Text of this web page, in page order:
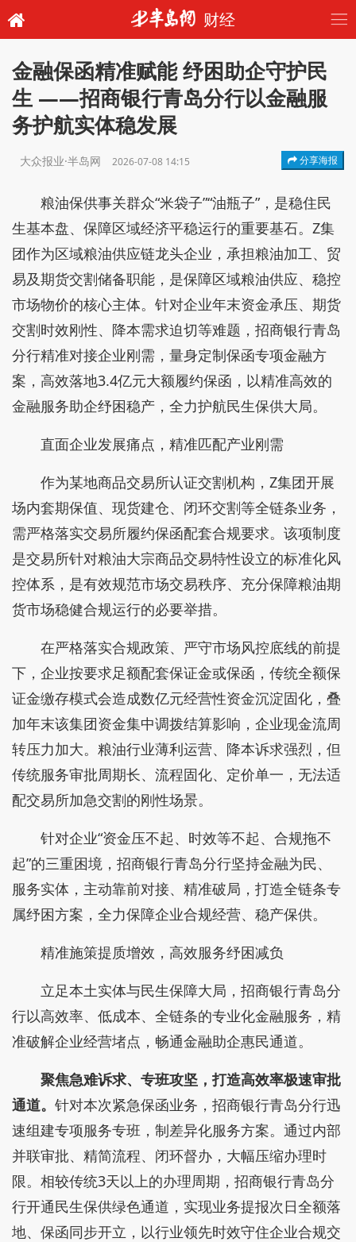
财经
金融保函精准赋能 纾困助企守护民
生 ——招商银行青岛分行以金融服
务护航实体稳发展
大众报业·半岛网 2026-07-08 14:15 分享海报
粮油保供事关群众“米袋子”“油瓶子”，是稳住民
生基本盘、保障区域经济平稳运行的重要基石。Z集
团作为区域粮油供应链龙头企业，承担粮油加工、贸
易及期货交割储备职能，是保障区域粮油供应、稳控
市场物价的核心主体。针对企业年末资金承压、期货
交割时效刚性、降本需求迫切等难题，招商银行青岛
分行精准对接企业刚需，量身定制保函专项金融方
案，高效落地3.4亿元大额履约保函，以精准高效的
金融服务助企纾困稳产，全力护航民生保供大局。
直面企业发展痛点，精准匹配产业刚需
作为某地商品交易所认证交割机构，Z集团开展
场内套期保值、现货建仓、闭环交割等全链条业务，
需严格落实交易所履约保函配套合规要求。该项制度
是交易所针对粮油大宗商品交易特性设立的标准化风
控体系，是有效规范市场交易秩序、充分保障粮油期
货市场稳健合规运行的必要举措。
在严格落实合规政策、严守市场风控底线的前提
下，企业按要求足额配套保证金或保函，传统全额保
证金缴存模式会造成数亿元经营性资金沉淀固化，叠
加年末该集团资金集中调拨结算影响，企业现金流周
转压力加大。粮油行业薄利运营、降本诉求强烈，但
传统服务审批周期长、流程固化、定价单一，无法适
配交易所加急交割的刚性场景。
针对企业“资金压不起、时效等不起、合规拖不
起”的三重困境，招商银行青岛分行坚持金融为民、
服务实体，主动靠前对接、精准破局，打造全链条专
属纾困方案，全力保障企业合规经营、稳产保供。
精准施策提质增效，高效服务纾困减负
立足本土实体与民生保障大局，招商银行青岛分
行以高效率、低成本、全链条的专业化金融服务，精
准破解企业经营堵点，畅通金融助企惠民通道。
聚焦急难诉求、专班攻坚，打造高效率极速审批
通道。 针对本次紧急保函业务，招商银行青岛分行迅
速组建专项服务专班，制差异化服务方案。通过内部
并联审批、精简流程、闭环督办，大幅压缩办理时
限。相较传统3天以上的办理周期，招商银行青岛分
行开通民生保供绿色通道，实现业务提报次日全额落
地、保函同步开立，以行业领先时效守住企业合规交